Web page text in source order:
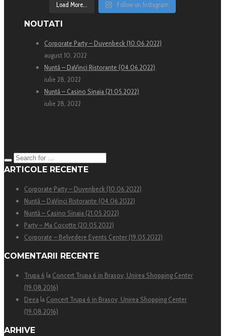
Load More... Follow on Instagram
NOUTATI
Corporate Party – Duvenbeck (10.06.2022)
august 10, 2022
Nuntă – DaVinci Ristorante (04.06.2022)
iulie 28, 2022
Nuntă – Casino Sinaia (21.05.2022)
iulie 28, 2022
ARTICOLE RECENTE
Corporate Party – Duvenbeck (10.06.2022)
Nuntă – DaVinci Ristorante (04.06.2022)
Nuntă – Casino Sinaia (21.05.2022)
Party – Ma Cocotte (20.05.2022)
Corporate – Belvedere Events Center (19.05.2022)
COMENTARII RECENTE
Trupa 6 la Concert Trupa 6 in Brasov, Unirea Shopping Center
(19.08.2016)
Deea la Concert Trupa 6 in Brasov, Unirea Shopping Center
(19.08.2016)
ARHIVE